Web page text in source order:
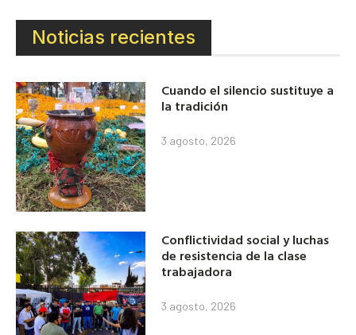
Noticias recientes
Cuando el silencio sustituye a
la tradición
3 agosto, 2026
Conflictividad social y luchas
de resistencia de la clase
trabajadora
3 agosto, 2026